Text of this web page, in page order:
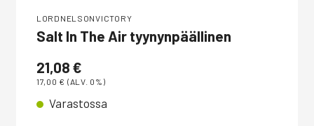
LORDNELSONVICTORY
Salt In The Air tyynynpäällinen
21,08 €
17,00 € (ALV. 0%)
Varastossa